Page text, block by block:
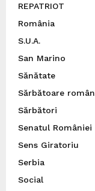
REPATRIOT
România
S.U.A.
San Marino
Sănătate
Sărbătoare
Sărbători
Senatul României
Sens Giratoriu
Serbia
Social